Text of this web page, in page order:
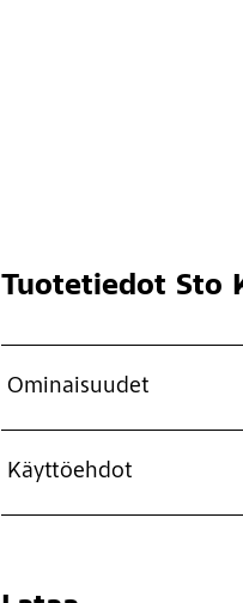
Tuotetiedot Sto
Ominaisuudet
Käyttöehdot